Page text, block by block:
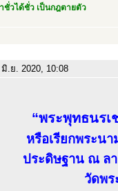
ชั่วได้ชั่ว เป็นกฎตายตัว
มิ.ย. 2020, 10:08
“พระพุทธนร
หรือเรียกพระน
ประดิษฐาน ณ ล
วัดพร